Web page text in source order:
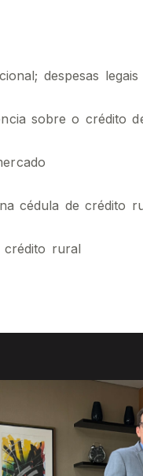
despesas legais
sobre o crédito
cédula de crédito
crédito rural